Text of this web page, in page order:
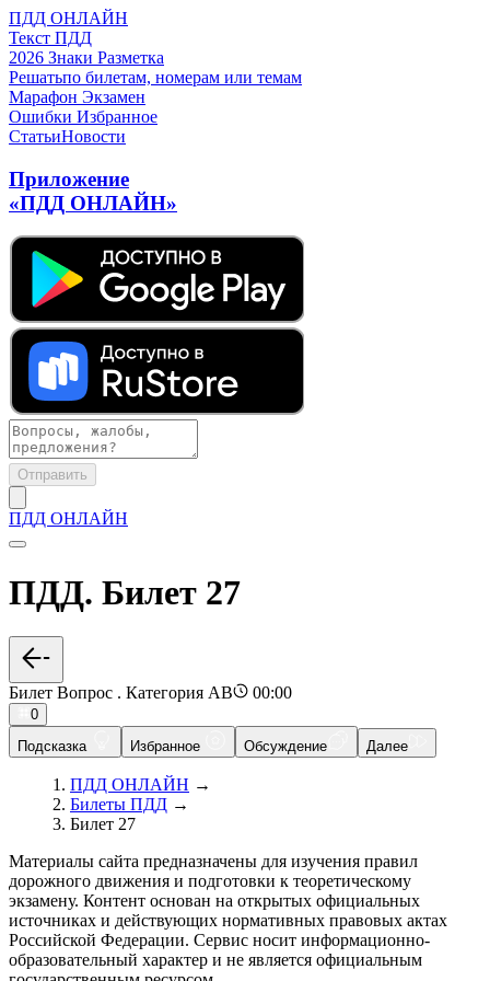
ПДД ОНЛАЙН
Текст ПДД
2026 Знаки Разметка
Решатьпо билетам, номерам или темам
Марафон Экзамен
Ошибки Избранное
СтатьиНовости
Приложение
«ПДД ОНЛАЙН»
Отправить
ПДД ОНЛАЙН
ПДД. Билет 27
Билет Вопрос . Категория AB 00:00
0
Подсказка
Избранное Обсуждение Далее
ПДД ОНЛАЙН →
Билеты ПДД →
Билет 27
Материалы сайта предназначены для изучения правил
дорожного движения и подготовки к теоретическому
экзамену. Контент основан на открытых официальных
источниках и действующих нормативных правовых актах
Российской Федерации. Сервис носит информационно-
образовательный характер и не является официальным